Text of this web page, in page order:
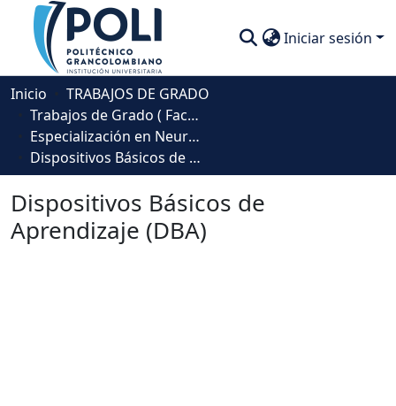
Iniciar sesión
Comunidades
Descubre
Estadísticas
Inicio
TRABAJOS DE GRADO
Trabajos de Grado ( Facultad de Sociedad, Cultura y Creatividad)
Especialización en Neuropsicología Escolar
Dispositivos Básicos de Aprendizaje (DBA)
Dispositivos Básicos de
Aprendizaje (DBA)